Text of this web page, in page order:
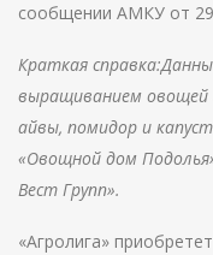
сообщении АМКУ от
Краткая
выращиванием овощей
айвы, помидор и
«Овощной дом
Вест Групп».
«Агролига»